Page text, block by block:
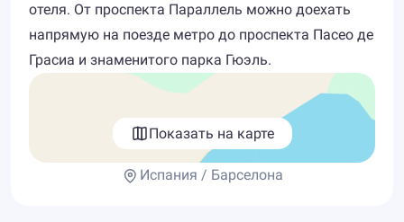
отеля. От проспекта Параллель можно доехать
напрямую на поезде метро до проспекта Пасео де
Грасиа и знаменитого парка Гюэль.
Показать на карте
Испания / Барселона